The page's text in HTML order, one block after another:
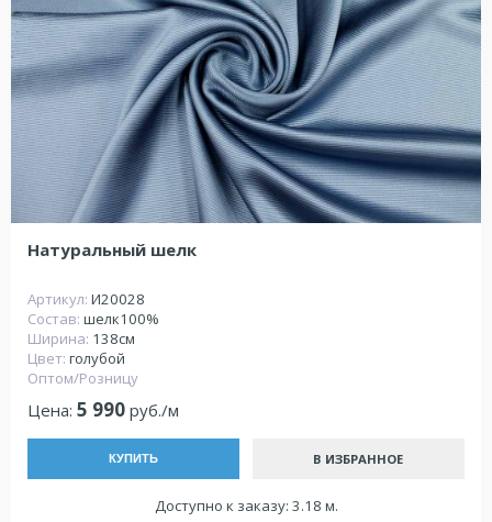
Натуральный шелк
Артикул: И20028
Состав: шелк100%
Ширина: 138см
Цвет: голубой
Оптом/Розницу
Цена: 5 990 руб./м
КУПИТЬ В ИЗБРАННОЕ
Доступно к заказу: 3.18 м.